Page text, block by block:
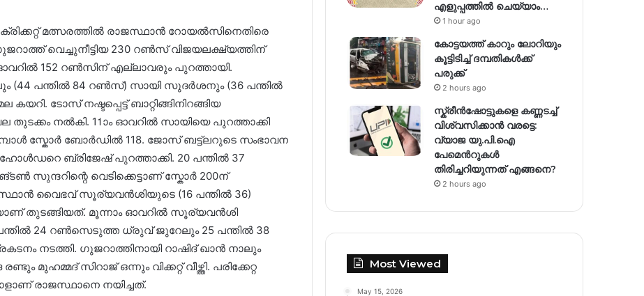
മത്സരത്തിൽ രാജസ്ഥാൻ റോയൽസിനെതിരെ
വെച്ചുനീട്ടിയ 230 റൺസ് വിജയലക്ഷ്യത്തിന്
152 റൺസിന് എല്ലാവരും പുറത്തായി.
(44 പന്തിൽ 84 റൺസ്) സായി സുദർശനും (36 പന്തിൽ
ടോസ് നഷ്ടപ്പെട്ട് ബാറ്റിങ്ങിനിറങ്ങിയ
നൽകി. 11ാം ഓവറിൽ സായി‍യെ പുറത്താക്കി
സ്കോർ ബോർഡിൽ 118. ജോസ് ബട്ട്ലറുടെ സംഭാവന
ബ്രിജേഷ് പുറത്താക്കി. 20 പന്തിൽ 37
സുന്ദറിന്റെ വെടിക്കെട്ടാണ് സ്കോർ 200ന്
വൈഭവ് സൂര്യവൻശിയുടെ (16 പന്തിൽ 36)
തുടങ്ങിയത്. മൂന്നാം ഓവറിൽ സൂര്യവൻശി
24 റൺസെടുത്ത ധ്രുവ് ജുറേലും 25 പന്തിൽ 38
നടത്തി. ഗുജറാത്തിനായി റാഷിദ് ഖാൻ നാലും
സിറാജ് ഒന്നും വിക്കറ്റ് വീഴ്ത്തി. പരിക്കേറ്റ
രാജസ്ഥാനെ നയിച്ചത്.
എളുപ്പത്തിൽ ചെയ്യാം…
1 hour ago
കോട്ടയത്ത് കാറും ലോറിയും
കൂട്ടിടിച്ച് ദമ്പതികള്‍ക്ക്
പരുക്ക്
2 hours ago
സ്ക്രീൻഷോട്ടുകളെ കണ്ണടച്ച്
വിശ്വസിക്കാൻ വരട്ടെ:
വ്യാജ യു.പി.ഐ
പേമെന്‍റുകൾ
തിരിച്ചറിയുന്നത് എങ്ങനെ?
2 hours ago
Most Viewed
May 15, 2026